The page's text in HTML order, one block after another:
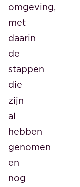
omgeving,
met
daarin
de
stappen
die
zijn
al
hebben
genomen
en
nog